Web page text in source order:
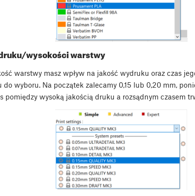
wysokości warstwy
warstwy masz wpływ na jakość wydruku oraz czas
wyboru. Na początek zalecamy 0,15 lub 0,20 mm,
pomiędzy wysoką jakością druku a rozsądnym czasem